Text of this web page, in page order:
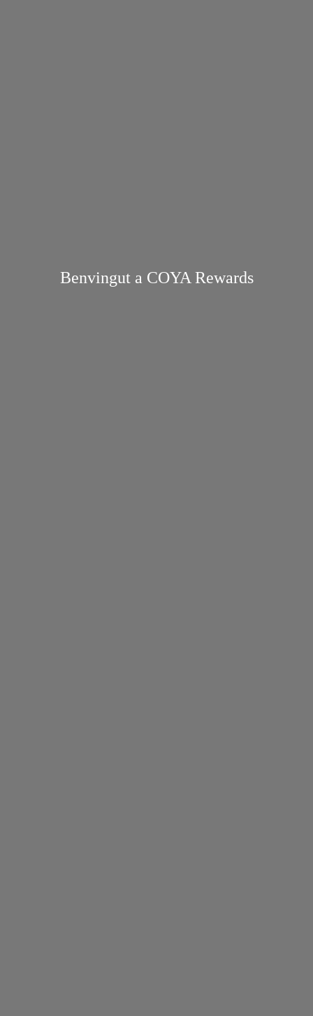
Benvingut a COYA Rewards